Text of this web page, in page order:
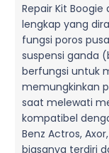
Repair Kit
lengkap yang
fungsi poros
suspensi ganda
berfungsi untuk
memungkinkan
saat melewati
kompatibel
Benz Actros,
biasanya terdiri